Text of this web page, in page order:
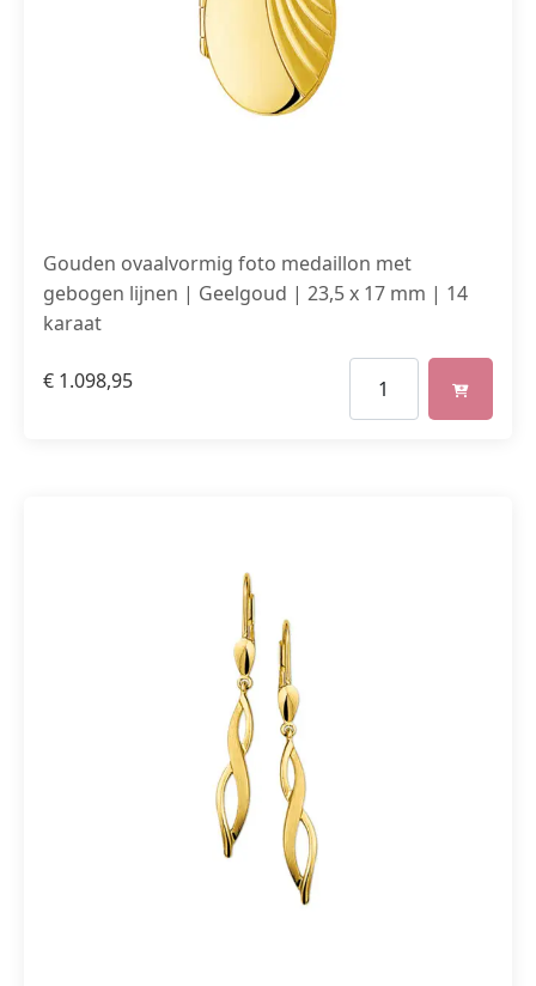
Gouden ovaalvormig foto medaillon met
gebogen lijnen | Geelgoud | 23,5 x 17 mm | 14
karaat
€ 1.098,95